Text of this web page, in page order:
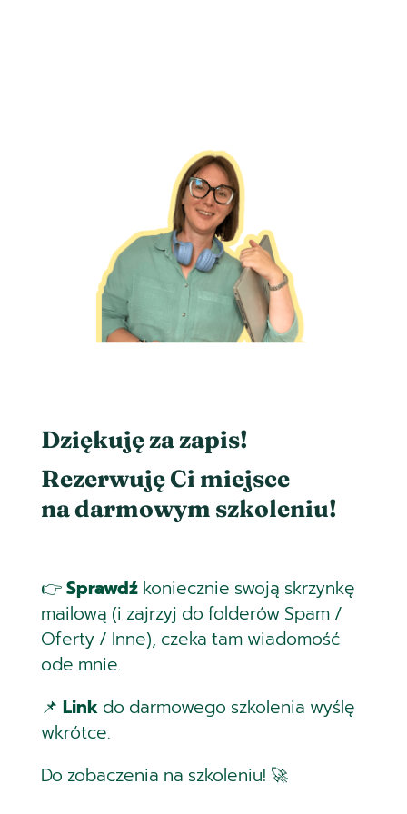
Dziękuję za zapis!
Rezerwuję Ci miejsce
na darmowym szkoleniu!
👉Sprawdź koniecznie swoją skrzynkę
mailową (i zajrzyj do folderów Spam /
Oferty / Inne), czeka tam wiadomość
ode mnie.
📌 Link do darmowego szkolenia wyślę
wkrótce.
Do zobaczenia na szkoleniu! 🚀